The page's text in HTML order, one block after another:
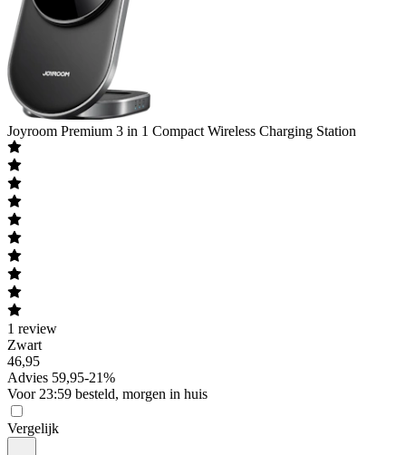
Joyroom Premium 3 in 1 Compact Wireless Charging Station
1 review
Zwart
46,95
Advies 59,95-21%
Voor 23:59 besteld, morgen in huis
Vergelijk